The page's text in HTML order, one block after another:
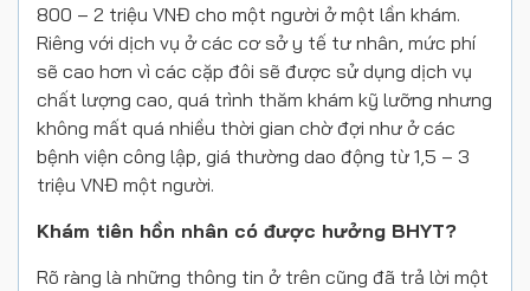
800 – 2 triệu VNĐ cho một người ở một lần khám.
Riêng với dịch vụ ở các cơ sở y tế tư nhân, mức phí
sẽ cao hơn vì các cặp đôi sẽ được sử dụng dịch vụ
chất lượng cao, quá trình thăm khám kỹ lưỡng nhưng
không mất quá nhiều thời gian chờ đợi như ở các
bệnh viện công lập, giá thường dao động từ 1,5 – 3
triệu VNĐ một người.
Khám tiên hồn nhân có được hưởng BHYT?
Rõ ràng là những thông tin ở trên cũng đã trả lời một